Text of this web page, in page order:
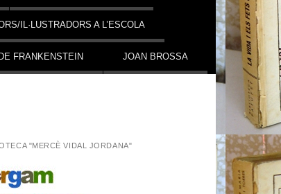
IL·LUSTRADORS A L’ESCOLA
FRANKENSTEIN JOAN BROSSA
"MERCÈ VIDAL JORDANA"